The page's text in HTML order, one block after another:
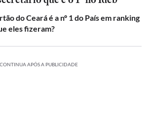
do Ceará é a nº 1 do País em ranking
eles fizeram?
CONTINUA APÓS A PUBLICIDADE